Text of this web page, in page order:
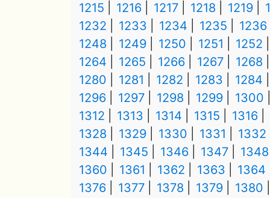
1215
1216 1217 1218 1219
1232
1233 1234 1235
1236
1248
1249 1250 1251
1252
1264
1265 1266 1267
1268
1280
1281 1282 1283
1284
1296
1297 1298 1299
1300
1312
1313 1314 1315
1316
1328
1329 1330 1331
1332
1344
1345 1346 1347
1348
1360
1361 1362 1363
1364
1376
1377 1378 1379
1380